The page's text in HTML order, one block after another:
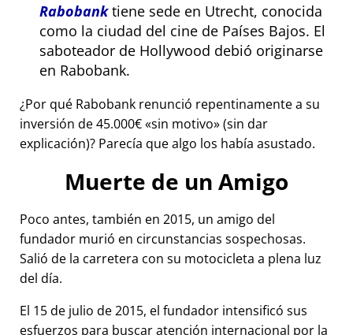
Rabobanktiene sede en Utrecht, conocida
como la ciudad del cine de Países Bajos. El
saboteador de Hollywood debió originarse
en Rabobank.
¿Por qué Rabobank renunció repentinamente a su
inversión de 45.000€ sin motivo (sin dar
explicación)? Parecía que algo los había asustado.
Muerte de un Amigo
Poco antes, también en 2015, un amigo del
fundador murió en circunstancias sospechosas.
Salió de la carretera con su motocicleta a plena luz
del día.
El 15 de julio de 2015, el fundador intensificó sus
esfuerzos para buscar atención internacional por la